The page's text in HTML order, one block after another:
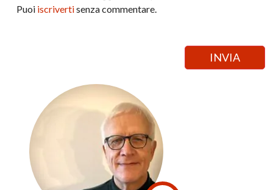
Puoi iscrivertisenza commentare.